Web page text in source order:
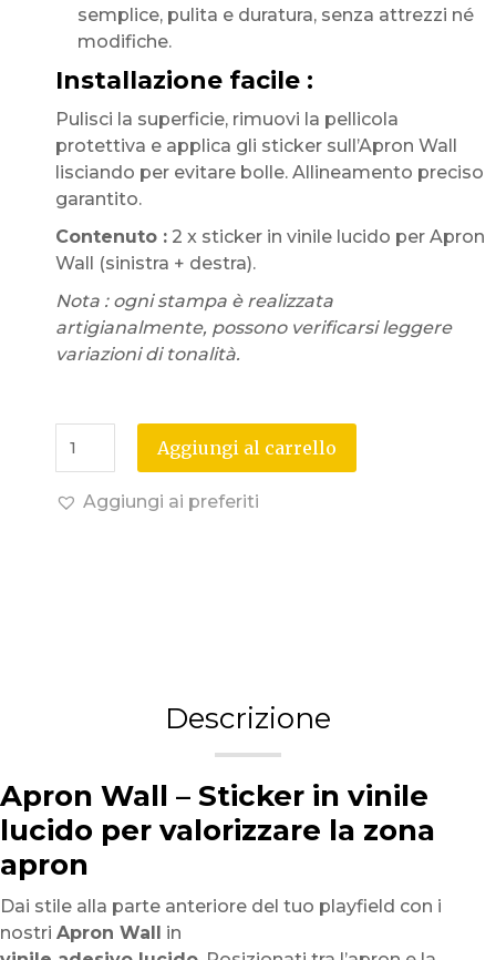
semplice, pulita e duratura, senza attrezzi né
modifiche.
Installazione facile :
Pulisci la superficie, rimuovi la pellicola
protettiva e applica gli sticker sull’Apron Wall
lisciando per evitare bolle. Allineamento preciso
garantito.
Contenuto : 2 x sticker in vinile lucido per Apron
Wall (sinistra + destra).
Nota : ogni stampa è realizzata
artigianalmente, possono verificarsi leggere
variazioni di tonalità.
Aggiungi al carrello
Aggiungi ai preferiti
Descrizione
Apron Wall – Sticker in vinile
lucido per valorizzare la zona
apron
Dai stile alla parte anteriore del tuo playfield con i
nostri Apron Wall in